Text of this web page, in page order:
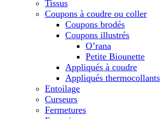
Tissus
Coupons à coudre ou coller
Coupons brodés
Coupons illustrés
O’rana
Petite Biounette
Appliqués à coudre
Appliqués thermocollants
Entoilage
Curseurs
Fermetures